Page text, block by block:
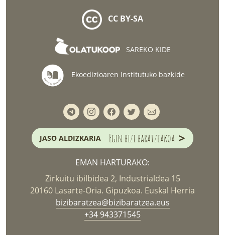
CC BY-SA
SAREKO KIDE
Ekoedizioaren Institutuko bazkide
JASO ALDIZKARIA Egin bizi baratzeakoa >
EMAN HARTURAKO:
Zirkuitu ibilbidea 2, Industrialdea 15
20160 Lasarte-Oria. Gipuzkoa. Euskal Herria
bizibaratzea@bizibaratzea.eus
+34 943371545